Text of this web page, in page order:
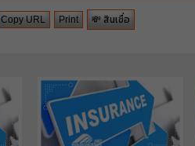
Copy URL Print 💸 สินเชื่อ